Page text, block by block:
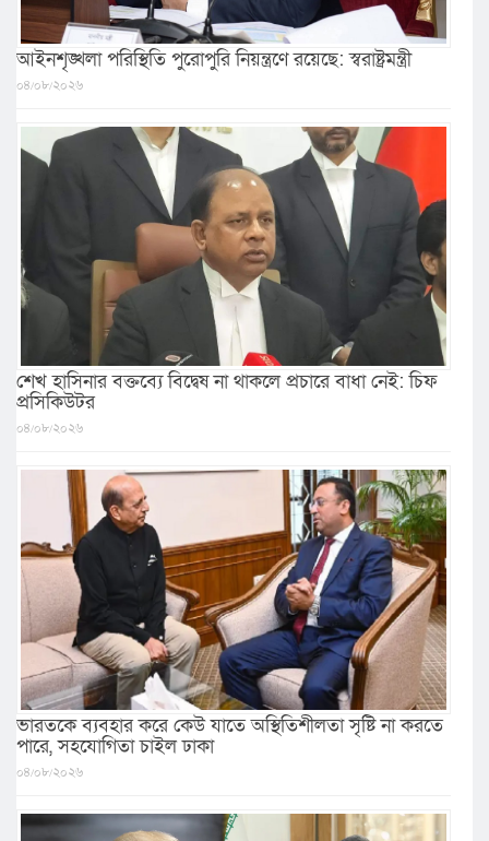
আইনশৃঙ্খলা পরিস্থিতি পুরোপুরি নিয়ন্ত্রণে রয়েছে: স্বরাষ্ট্রমন্ত্রী
০৪/০৮/২০২৬
শেখ হাসিনার বক্তব্যে বিদ্বেষ না থাকলে প্রচারে বাধা নেই: চিফ
প্রসিকিউটর
০৪/০৮/২০২৬
ভারতকে ব্যবহার করে কেউ যাতে অস্থিতিশীলতা সৃষ্টি না করতে
পারে, সহযোগিতা চাইল ঢাকা
০৪/০৮/২০২৬